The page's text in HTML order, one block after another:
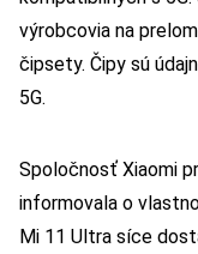
výrobcovia na
čipsety. Čipy sú
5G.
Spoločnosť Xiaomi
informovala o
Mi 11 Ultra síce